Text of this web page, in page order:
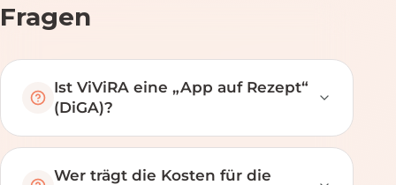
Fragen
Ist ViViRA eine „App auf Rezept“
(DiGA)?
Wer trägt die Kosten für die